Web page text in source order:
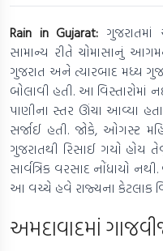
Rain in Gujarat: ગુજરાતમાં
સામાન્ય રીતે ચોમાસાનું
ગુજરાત અને ત્યારબાદ મધ્ય
બોલાવી હતી. આ વિસ્તારોમાં
પાણીના સ્તર ઊંચા આવ્યા
સર્જાઈ હતી. જોકે, ઓગસ્ટ
ગુજરાતથી રિસાઈ ગયો હોય
સાર્વત્રિક વરસાદ નોંધાયો
આ વચ્ચે હવે રાજ્યના કેટલાક
અમદાવાદમાં